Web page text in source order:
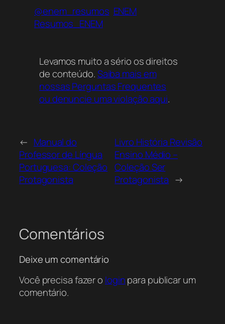
@enem_resumos ENEM
Resumos_ENEM
Levamos muito a sério os direitos
de conteúdo.Saiba mais em
nossas Perguntas Frequentes
ou denuncie uma violação aqui.
← Manual do
Professor de Língua
Portuguesa: Coleção
Protagonista
Livro História Revisão
Ensino Médio –
Coleção Ser
Protagonista →
Comentários
Deixe um comentário
Você precisa fazer o loginpara publicar um
comentário.